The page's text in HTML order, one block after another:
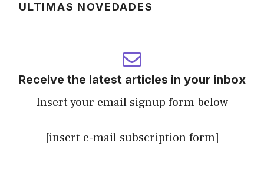
ULTIMAS NOVEDADES
Receive the latest articles in your inbox
Insert your email signup form below
[insert e-mail subscription form]